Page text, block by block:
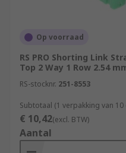
Op voorraad
RS PRO Shorting Link
Top 2 Way 1 Row 2.54
RS-stocknr. 251-8553
Subtotaal (1 verpakking van 10
€ 10,42(excl. BTW)
Aantal